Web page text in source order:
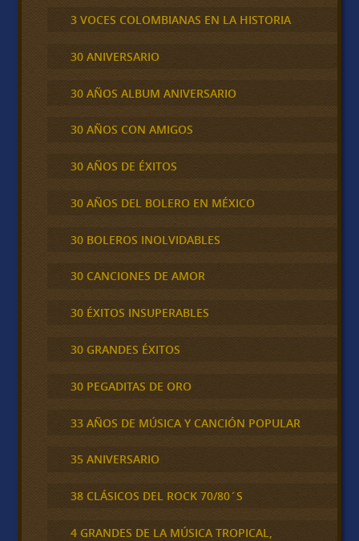
3 VOCES COLOMBIANAS EN LA HISTORIA
30 ANIVERSARIO
30 AÑOS ALBUM ANIVERSARIO
30 AÑOS CON AMIGOS
30 AÑOS DE ÉXITOS
30 AÑOS DEL BOLERO EN MÉXICO
30 BOLEROS INOLVIDABLES
30 CANCIONES DE AMOR
30 ÉXITOS INSUPERABLES
30 GRANDES ÉXITOS
30 PEGADITAS DE ORO
33 AÑOS DE MÚSICA Y CANCIÓN POPULAR
35 ANIVERSARIO
38 CLÁSICOS DEL ROCK 70/80´S
4 GRANDES DE LA MÚSICA TROPICAL,